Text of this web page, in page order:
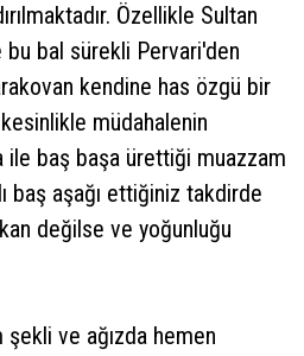
Özellikle Sultan
bal sürekli Pervari'den
kendine has özgü bir
müdahalenin
ile baş başa ürettiği muazzam
baş aşağı ettiğiniz takdirde
değilse ve yoğunluğu
şekli ve ağızda hemen